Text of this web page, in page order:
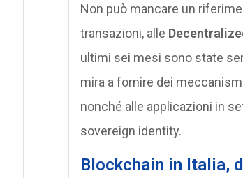
Non può mancare un
transazioni, alle
ultimi sei mesi sono state
mira a fornire dei
nonché alle applicazioni in
sovereign identity.
Blockchain in Italia,